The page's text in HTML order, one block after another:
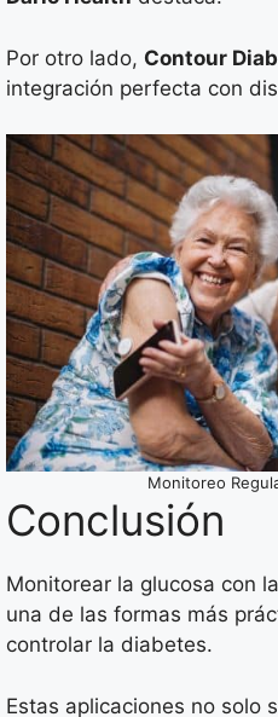
Por otro lado, Contour
integración perfecta con
Monitoreo
Conclusión
Monitorear la glucosa con
una de las formas más
controlar la diabetes.
Estas aplicaciones no solo